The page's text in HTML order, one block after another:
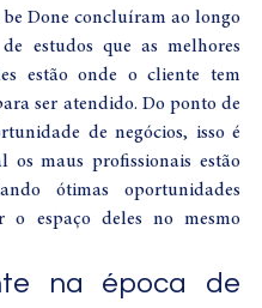
be Done concluíram ao longo
estudos que as melhores
estão onde o cliente tem
ser atendido. Do ponto de
de negócios, isso é
os maus profissionais estão
ótimas oportunidades
o espaço deles no mesmo
na época de